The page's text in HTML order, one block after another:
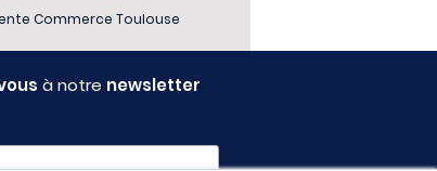
Commerce Toulouse
à notre newsletter